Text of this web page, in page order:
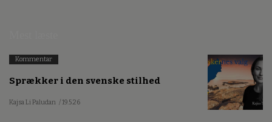
Kommentar
Sprækker i den svenske stilhed
Kajsa Li Paludan / 19.5.26